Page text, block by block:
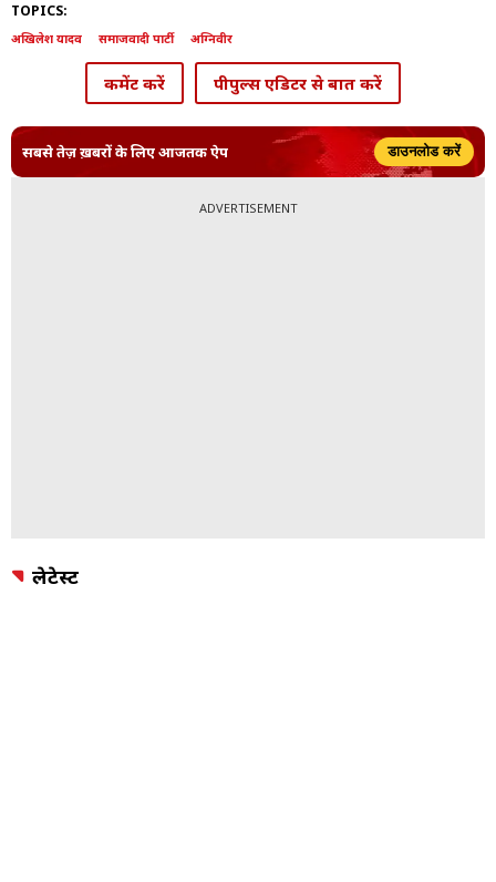
TOPICS:
अखिलेश यादव समाजवादी पार्टी अग्निवीर
कमेंट करें पीपुल्स एडिटर से बात करें
सबसे तेज़ ख़बरों के लिए आजतक ऐप डाउनलोड करें
ADVERTISEMENT
लेटेस्ट